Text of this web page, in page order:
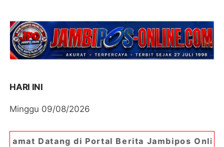
HARI INI
Minggu 09/08/2026
Portal Berita Jambipos Online. Portal Berita